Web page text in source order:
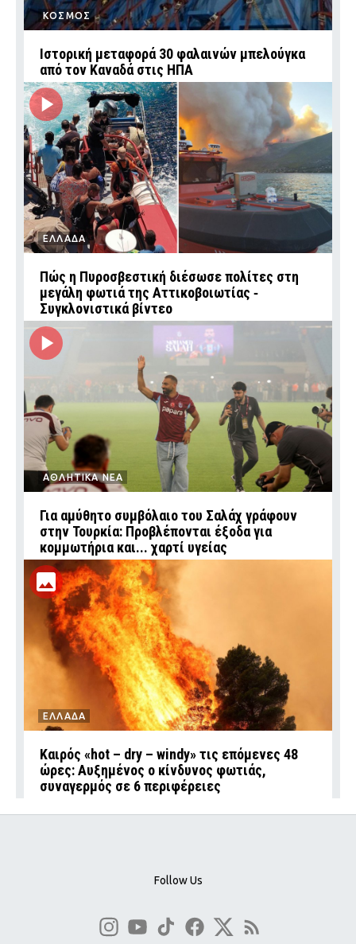
ΚΟΣΜΟΣ
Ιστορική μεταφορά 30 φαλαινών μπελούγκα
από τον Καναδά στις ΗΠΑ
ΕΛΛΑΔΑ
Πώς η Πυροσβεστική διέσωσε πολίτες στη
μεγάλη φωτιά της Αττικοβοιωτίας ‑
Συγκλονιστικά βίντεο
ΑΘΛΗΤΙΚΑ ΝΕΑ
Για αμύθητο συμβόλαιο του Σαλάχ γράφουν
στην Τουρκία: Προβλέπονται έξοδα για
κομμωτήρια και... χαρτί υγείας
ΕΛΛΑΔΑ
Καιρός «hot – dry – windy» τις επόμενες 48
ώρες: Αυξημένος ο κίνδυνος φωτιάς,
συναγερμός σε 6 περιφέρειες
Follow Us